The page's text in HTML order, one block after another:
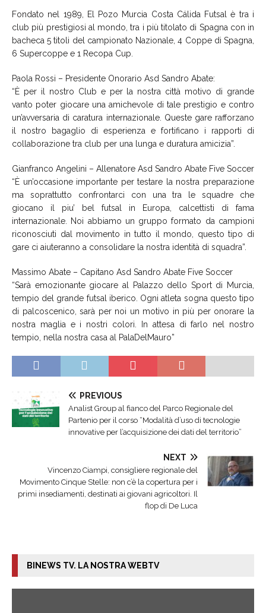
Fondato nel 1989, El Pozo Murcia Costa Cálida Futsal è tra i
club più prestigiosi al mondo, tra i più titolato di Spagna con in
bacheca 5 titoli del campionato Nazionale, 4 Coppe di Spagna,
6 Supercoppe e 1 Recopa Cup.
Paola Rossi – Presidente Onorario Asd Sandro Abate:
“È per il nostro Club e per la nostra città motivo di grande
vanto poter giocare una amichevole di tale prestigio e contro
un’avversaria di caratura internazionale. Queste gare rafforzano
il nostro bagaglio di esperienza e fortificano i rapporti di
collaborazione tra club per una lunga e duratura amicizia”.
Gianfranco Angelini – Allenatore Asd Sandro Abate Five Soccer
“È un’occasione importante per testare la nostra preparazione
ma soprattutto confrontarci con una tra le squadre che
giocano il piu’ bel futsal in Europa, calcettisti di fama
internazionale. Noi abbiamo un gruppo formato da campioni
riconosciuti dal movimento in tutto il mondo, questo tipo di
gare ci aiuteranno a consolidare la nostra identità di squadra”.
Massimo Abate – Capitano Asd Sandro Abate Five Soccer
“Sarà emozionante giocare al Palazzo dello Sport di Murcia,
tempio del grande futsal iberico. Ogni atleta sogna questo tipo
di palcoscenico, sarà per noi un motivo in più per onorare la
nostra maglia e i nostri colori. In attesa di farlo nel nostro
tempio, nella nostra casa al PalaDelMauro”
PREVIOUS
Analist Group al fianco del Parco Regionale del
Partenio per il corso “Modalità d’uso di tecnologie
innovative per l’acquisizione dei dati del territorio”
NEXT
Vincenzo Ciampi, consigliere regionale del
Movimento Cinque Stelle: non c’è la copertura per i
primi insediamenti, destinati ai giovani agricoltori. Il
flop di De Luca
BINEWS TV. LA NOSTRA WEBTV